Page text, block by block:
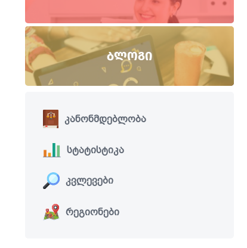
ᲑᲚᲝᲒᲘ
კანონმდებლობა
სტატისტიკა
კვლევები
რეგიონები